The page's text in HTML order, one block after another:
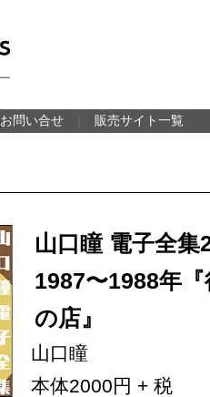
お問い合せ 販売サイト一覧
山口瞳 電子全
1987〜1988年
の店』
山口瞳
本体2000円 + 税